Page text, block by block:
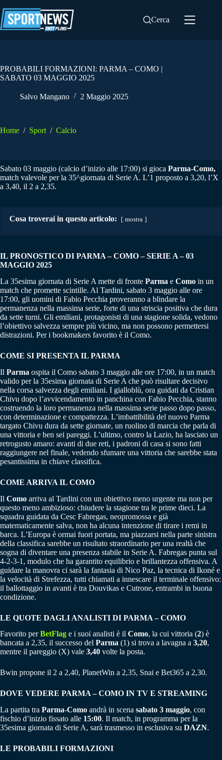
al
contenuto
Cerca
PROBABILI FORMAZIONI: PARMA – COMO |
SABATO 03 MAGGIO 2025
Salvo Mangano 2 Maggio 2025
Home / Sport / Calcio
Sabato 03 maggio (calcio d’inizio alle 17:00) si gioca Parma-Como,
match valevole per la 35^giornata di Serie A. L’1 proposto a 3,20, l’X
a 3,40, il 2 a 2,35.
Cosa troverai in questo articolo: mostra
IL PRONOSTICO DI PARMA – COMO – SERIE A – 03
MAGGIO 2025
La 35esima giornata di Serie A mette di fronte Parma e Como in un
match che promette scintille. Al Tardini, sabato 3 maggio alle ore
17:00, gli uomini di Fabio Pecchia proveranno a blindare la
permanenza nella massima serie, forte di una striscia positiva che dura
da sette turni. Gli emiliani, protagonisti di una stagione solida, vedono
l’obiettivo salvezza sempre più vicino, ma non possono permettersi
distrazioni. Per i bookmakers favorito è il Como.
COME SI PRESENTA IL PARMA
Il Parma ospita il Como sabato 3 maggio alle ore 17:00, in un match
valido per la 35esima giornata di Serie A che può risultare decisivo
nella corsa salvezza degli emiliani. I gialloblù, ora guidati da Cristian
Chivu dopo l’avvicendamento in panchina con Fabio Pecchia, stanno
costruendo la loro permanenza nella massima serie passo dopo passo,
con determinazione e compattezza. L’imbattibilità del nuovo Parma
targato Chivu dura da sette giornate, un ruolino di marcia che parla di
una vittoria e ben sei pareggi. L’ultimo, contro la Lazio, ha lasciato un
retrogusto amaro: avanti di due reti, i padroni di casa si sono fatti
raggiungere nel finale, vedendo sfumare una vittoria che sarebbe stata
pesantissima in chiave classifica.
COME ARRIVA IL COMO
Il Como arriva al Tardini con un obiettivo meno urgente ma non per
questo meno ambizioso: chiudere la stagione tra le prime dieci. La
squadra guidata da Cesc Fabregas, neopromossa e già
matematicamente salva, non ha alcuna intenzione di tirare i remi in
barca. L’Europa è ormai fuori portata, ma piazzarsi nella parte sinistra
della classifica sarebbe un risultato straordinario per una realtà che
sogna di diventare una presenza stabile in Serie A. Fabregas punta sul
4-2-3-1, modulo che ha garantito equilibrio e brillantezza offensiva. A
guidare la manovra ci sarà la fantasia di Nico Paz, la tecnica di Ikoné e
la velocità di Strefezza, tutti chiamati a innescare il terminale offensivo:
il ballottaggio in avanti è tra Douvikas e Cutrone, entrambi in buona
condizione.
LE QUOTE DAGLI ANALISTI DI PARMA – COMO
Favorito perBetFlag e i suoi analisti è il Como, la cui vittoria (2) è
bancata a 2,35, il successo del Parma (1) si trova a lavagna a 3,20,
mentre il pareggio (X) vale 3,40 volte la posta.
Bwin propone il 2 a 2,40, PlanetWin a 2,35, Snai e Bet365 a 2,30.
DOVE VEDERE PARMA – COMO IN TV E STREAMING
La partita tra Parma-Como andrà in scena sabato 3 maggio, con
fischio d’inizio fissato alle 15:00. Il match, in programma per la
35esima giornata di Serie A, sarà trasmesso in esclusiva su DAZN.
LE PROBABILI FORMAZIONI